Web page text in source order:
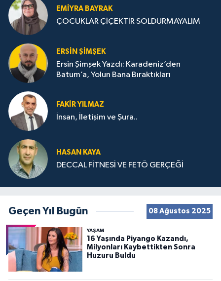
EMIYRA BAYRAK
ÇOCUKLAR ÇİÇEKTİR SOLDURMAYALIM
ERSIN ŞIMŞEK
Ersin Şimşek Yazdı: Karadeniz’den
Batum’a, Yolun Bana Bıraktıkları
FAKIR YILMAZ
İnsan, İletişim ve Şura..
HASAN KAYA
DECCAL FİTNESİ VE FETÖ GERÇEĞİ
Geçen Yıl Bugün 08 Ağustos 2025
YAŞAM
16 Yaşında Piyango Kazandı,
Milyonları Kaybettikten Sonra
Huzuru Buldu